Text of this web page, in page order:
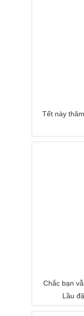
Tết này
Chắc bạn
Lầu